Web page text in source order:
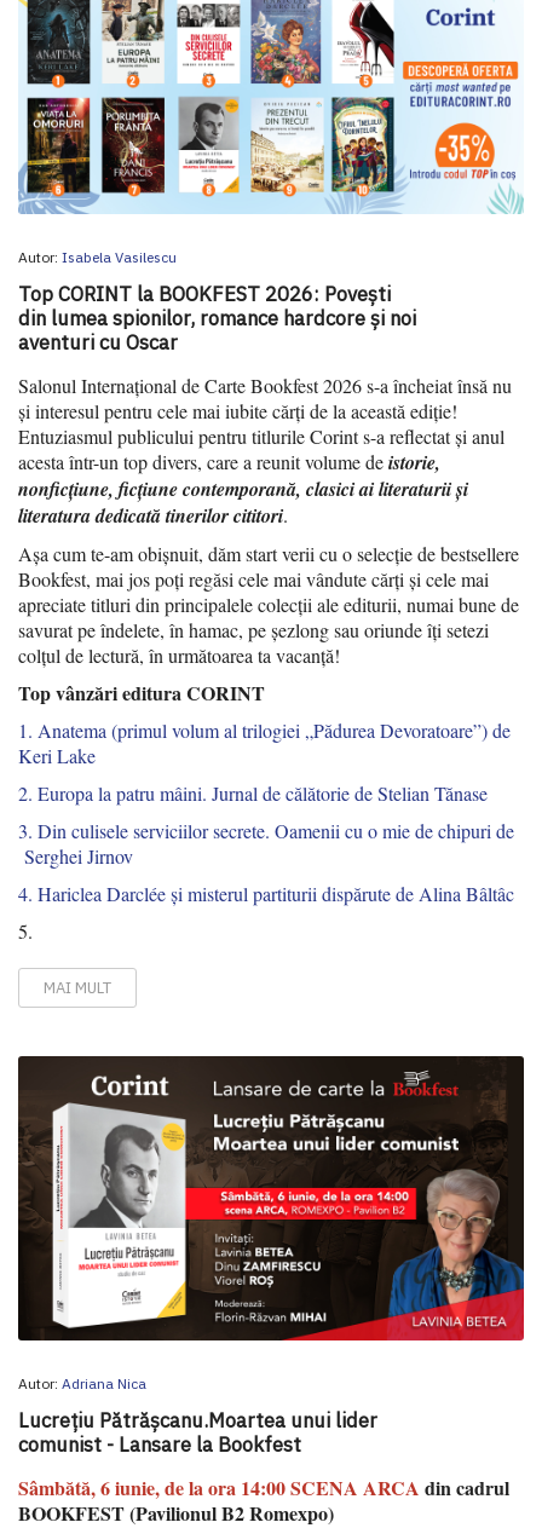
Autor: Isabela Vasilescu
Top CORINT la BOOKFEST 2026: Povești
din lumea spionilor, romance hardcore și noi
aventuri cu Oscar
Salonul Internațional de Carte Bookfest 2026 s-a încheiat însă nu
și interesul pentru cele mai iubite cărți de la această ediție!
Entuziasmul publicului pentru titlurile Corint s-a reflectat și anul
acesta într-un top divers, care a reunit volume deistorie,
nonficțiune, ficțiune contemporană, clasici ai literaturii și
literatura dedicată tinerilor cititori.
Așa cum te-am obișnuit, dăm start verii cu o selecție de bestsellere
Bookfest, mai jos poți regăsi cele mai vândute cărți și cele mai
apreciate titluri din principalele colecții ale editurii, numai bune de
savurat pe îndelete, în hamac, pe șezlong sau oriunde îți setezi
colțul de lectură, în următoarea ta vacanță!
Top vânzări editura CORINT
1. Anatema (primul volum al trilogiei „Pădurea Devoratoare”) de
Keri Lake
2. Europa la patru mâini. Jurnal de călătorie de Stelian Tănase
3. Din culisele serviciilor secrete. Oamenii cu o mie de chipuri de
Serghei Jirnov
4. Hariclea Darclée și misterul partiturii dispărute de Alina Bâltâc
5.
MAI MULT
Autor: Adriana Nica
Lucrețiu Pătrășcanu.Moartea unui lider
comunist - Lansare la Bookfest
Sâmbătă, 6 iunie, de la ora 14:00SCENA ARCA din cadrul
BOOKFEST (Pavilionul B2 Romexpo)